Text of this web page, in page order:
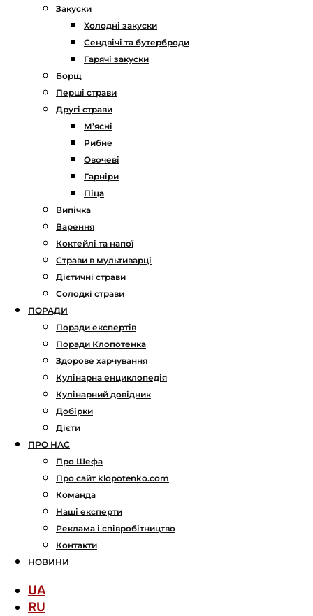
Закуски
Холодні закуски
Сендвічі та бутерброди
Гарячі закуски
Борщ
Перші страви
Другі страви
М’ясні
Рибне
Овочеві
Гарніри
Піца
Випічка
Варення
Коктейлі та напої
Страви в мультиварці
Дієтичні страви
Солодкі страви
ПОРАДИ
Поради експертів
Поради Клопотенка
Здорове харчування
Кулінарна енциклопедія
Кулінарний довідник
Добірки
Дієти
ПРО НАС
Про Шефа
Про сайт klopotenko.com
Команда
Наші експерти
Реклама і співробітництво
Контакти
НОВИНИ
UA
RU